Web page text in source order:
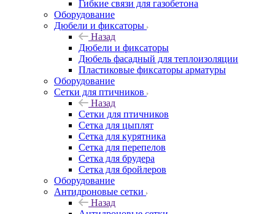
Гибкие связи для газобетона
Оборудование
Дюбели и фиксаторы
Назад
Дюбели и фиксаторы
Дюбель фасадный для теплоизоляции
Пластиковые фиксаторы арматуры
Оборудование
Сетки для птичников
Назад
Сетки для птичников
Сетка для цыплят
Сетка для курятника
Сетка для перепелов
Сетка для брудера
Сетка для бройлеров
Оборудование
Антидроновые сетки
Назад